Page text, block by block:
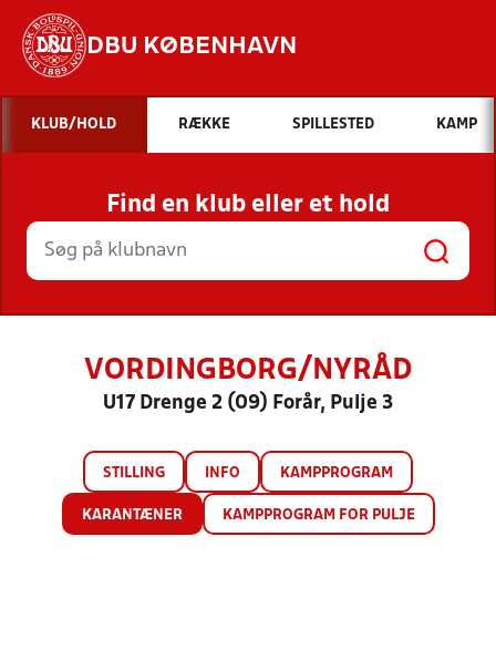
DBU KØBENHAVN
Hvad vil du søge efter?
INDHOLD OG NYHEDER
STILLINGER, RESULTATER, KLUBBER OG
HOLD
KLUB/HOLD RÆKKE SPILLESTED KAMP
Find en klub eller et hold
VORDINGBORG/NYRÅD
U17 Drenge 2 (09) Forår, Pulje 3
STILLING INFO KAMPPROGRAM
KARANTÆNER KAMPPROGRAM FOR PULJE